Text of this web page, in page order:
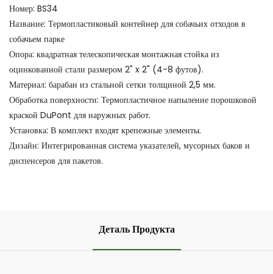
Номер: BS34
Название: Термопластиковый контейнер для собачьих отходов в
собачьем парке
Опора: квадратная телескопическая монтажная стойка из
оцинкованной стали размером 2" x 2" (4-8 футов).
Материал: барабан из стальной сетки толщиной 2,5 мм.
Обработка поверхности: Термопластичное напыление порошковой
краской DuPont для наружных работ.
Установка: В комплект входят крепежные элементы.
Дизайн: Интегрированная система указателей, мусорных баков и
диспенсеров для пакетов.
Деталь Продукта